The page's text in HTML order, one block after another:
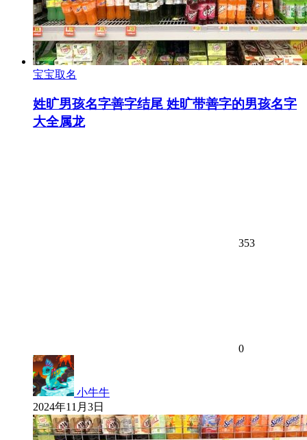
宝宝取名
姓旷男孩名字善字结尾 姓旷带善字的男孩名字
大全属龙
353
0
小牛牛
2024年11月3日